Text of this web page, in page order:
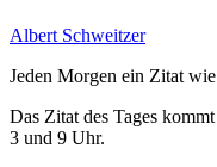
Albert Schweitzer
Jeden Morgen ein Zitat wie
Das Zitat des Tages
3 und 9 Uhr.